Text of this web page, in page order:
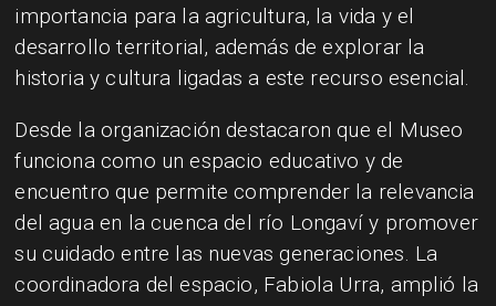
importancia para la agricultura, la vida y el
desarrollo territorial, además de explorar la
historia y cultura ligadas a este recurso esencial.
Desde la organización destacaron que el Museo
funciona como un espacio educativo y de
encuentro que permite comprender la relevancia
del agua en la cuenca del río Longaví y promover
su cuidado entre las nuevas generaciones. La
coordinadora del espacio, Fabiola Urra, amplió la